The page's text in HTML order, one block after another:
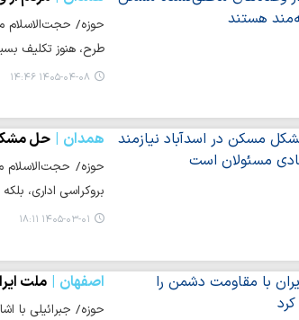
حوزه/ حجت‌الاسلام
طرح، هنوز تکلیف
۱۴۰۵-۰۴-۰۸ ۱۴:۴۶
همدان حل
بروکراسی اداری،
۱۴۰۵-۰۳-۰۱ ۱۸:۱۱
اصفهان ملت
حوزه/ جبرائیلی با